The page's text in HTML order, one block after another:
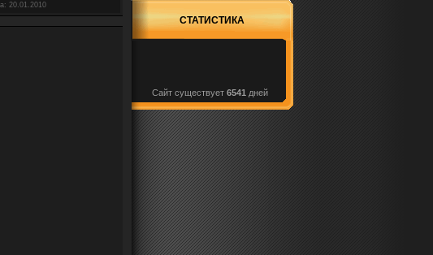
20.01.2010
СТАТИСТИКА
Сайт существует 6541 дней